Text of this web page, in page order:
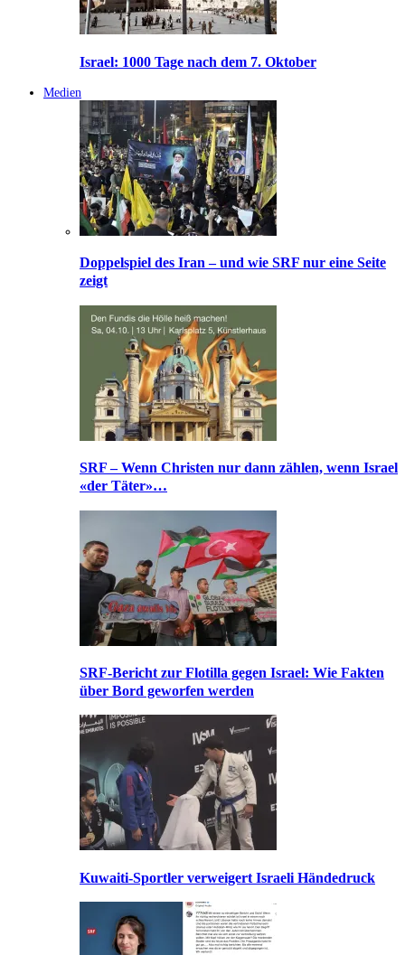
Israel: 1000 Tage nach dem 7. Oktober
Medien
Doppelspiel des Iran – und wie SRF nur eine Seite
zeigt
SRF – Wenn Christen nur dann zählen, wenn Israel
«der Täter»…
SRF-Bericht zur Flotilla gegen Israel: Wie Fakten
über Bord geworfen werden
Kuwaiti-Sportler verweigert Israeli Händedruck